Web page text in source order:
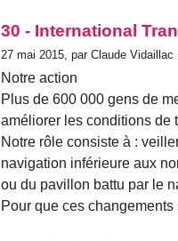
30 - International
27 mai 2015, par Claude Vidaillac
Notre action
Plus de 600 000 gens de
améliorer les conditions de
Notre rôle consiste à :
navigation inférieure aux
ou du pavillon battu par le
Pour que ces